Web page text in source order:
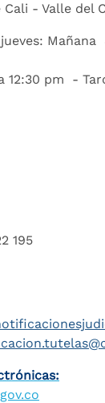
- Valle del
Mañana
12:30 pm -
195